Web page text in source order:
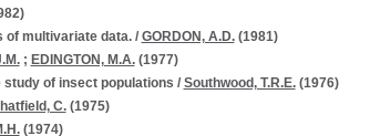
of multivariate data./ GORDON, A.D.(1981)
; EDINGTON, M.A.(1977)
of insect populations / Southwood, T.R.E.(1976)
C.(1975)
(1974)